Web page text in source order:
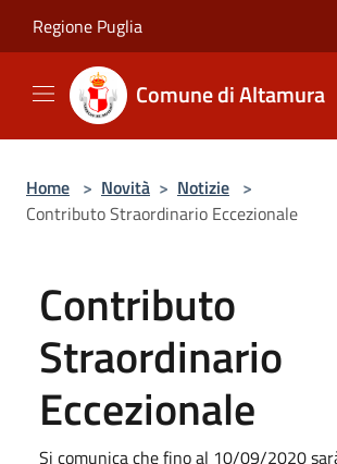
Regione Puglia
Comune di Altamura
Home > Novità > Notizie >
Contributo Straordinario Eccezionale
Contributo
Straordinario
Eccezionale
Si comunica che fino al 10/09/2020